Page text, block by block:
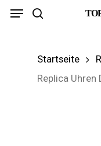
SkipMenu
Startseite
Replica Uhren